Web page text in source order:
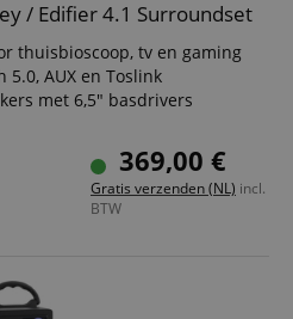
/ Edifier 4.1 Surroundset
thuisbioscoop, tv en gaming
5.0, AUX en Toslink
met 6,5" basdrivers
met 70 Watt RMS vermogen
voor montage op maat
film en games369,00 €
Gratis verzenden (NL) incl.
BTW